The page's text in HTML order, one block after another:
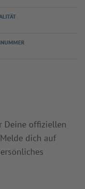
Deine offiziellen
dich auf